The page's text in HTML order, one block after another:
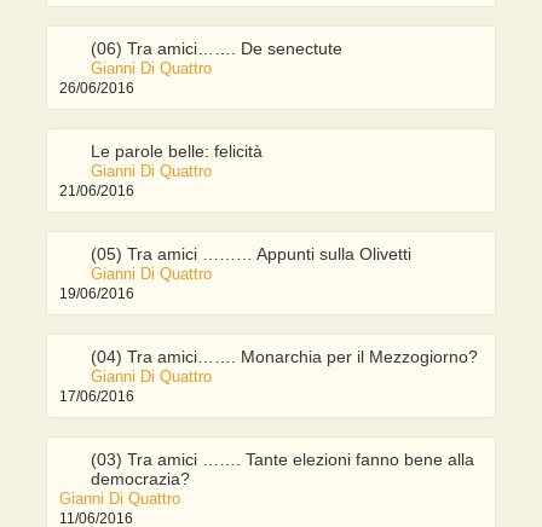
(06) Tra amici……. De senectute
Gianni Di Quattro
26/06/2016
Le parole belle: felicità
Gianni Di Quattro
21/06/2016
(05) Tra amici ……… Appunti sulla Olivetti
Gianni Di Quattro
19/06/2016
(04) Tra amici……. Monarchia per il Mezzogiorno?
Gianni Di Quattro
17/06/2016
(03) Tra amici ……. Tante elezioni fanno bene alla
democrazia?
Gianni Di Quattro
11/06/2016